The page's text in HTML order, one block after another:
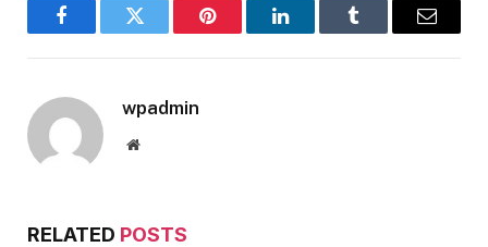
FacebookTwitter Pinterest LinkedInTumblr Email
wpadmin
Website
RELATED POSTS